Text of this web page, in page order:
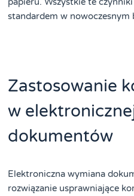
standardem w nowoczesnym
Zastosowanie
w
dokumentów
Elektroniczna wymiana
rozwiązanie usprawniające